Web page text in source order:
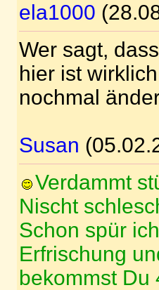
ela1000
Wer sagt,
hier ist
nochmal
Susan
Verdammt
Nischt
Schon spür
Erfrischung
bekommst Du